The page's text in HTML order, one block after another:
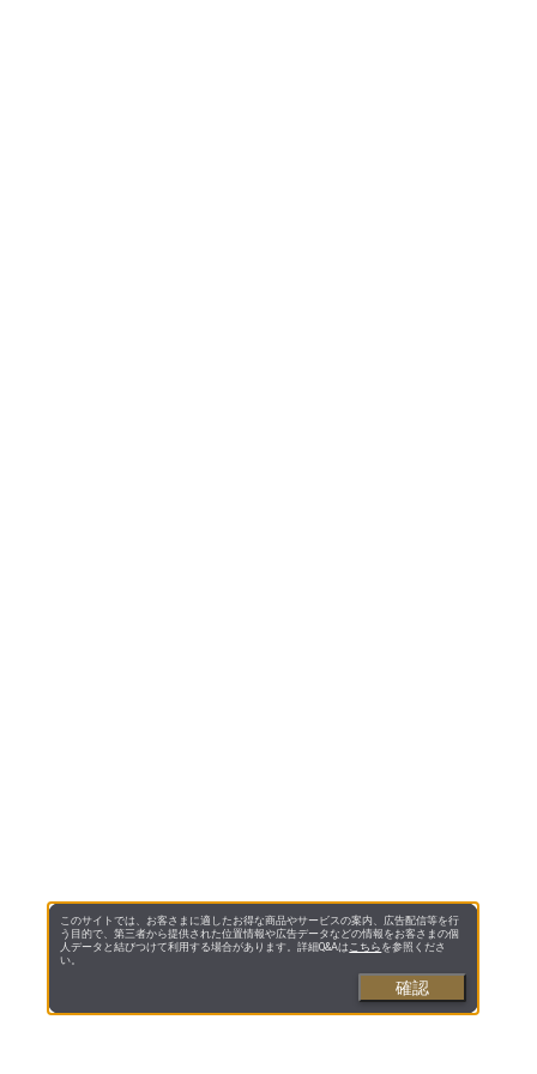
このサイトでは、お客さまに適したお得な商品やサービスの案内、広告配信等を行
う目的で、第三者から提供された位置情報や広告データなどの情報をお客さまの個
人データと結びつけて利用する場合があります。詳細Q&Aは こちら を参照くださ
い。
確認